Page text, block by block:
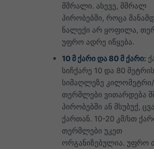
მშრალი. ასევე, მშრალ
პირობებში, როცა
ნალექი არ ყოფილა,
უფრო ადრე იწყება.
10 მ ქარი და 80 მ ქარი:
სიჩქარე 10 და 80 მეტრის
სიმაღლეზე კილომეტრი/
თერმლები ვითარდება
პირობებში ან მსუბუქ,
ქართან. 10-20 კმ/სთ
თერმლები უკეთ
ორგანიზებულია. უფრო